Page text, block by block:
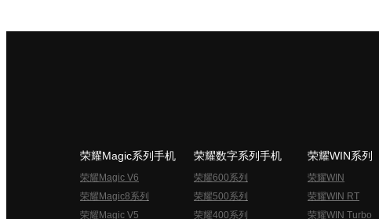
荣耀Magic系列手机
荣耀Magic V6
荣耀Magic8系列
荣耀Magic V5
荣耀数字系列手机
荣耀600系列
荣耀500系列
荣耀400系列
荣耀WIN系列
荣耀WIN
荣耀WIN RT
荣耀WIN Turbo